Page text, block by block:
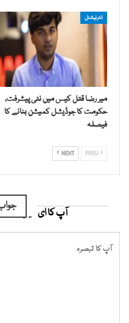
انٹرنیشنل
میر رضا قتل کیس میں نئی پیشرفت،
حکومت کا جوڈیشل کمیشن بنانے کا
فیصلہ
NEXT
آپ کا ای میل